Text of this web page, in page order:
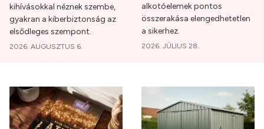
kihívásokkal néznek szembe,
gyakran a kiberbiztonság az
elsődleges szempont.
2026. AUGUSZTUS 6.
alkotóelemek pontos
összerakása elengedhetetlen
a sikerhez.
2026. JÚLIUS 28.